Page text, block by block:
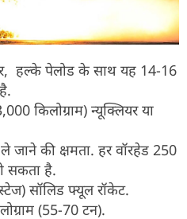
हल्के पेलोड के साथ यह 14-16
किलोग्राम) न्यूक्लियर या
जाने की क्षमता. हर वॉरहेड 250
सकता है.
सॉलिड फ्यूल रॉकेट.
(55-70 टन).